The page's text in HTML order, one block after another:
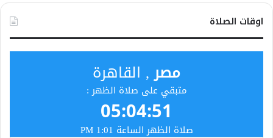
اوقات الصلاة